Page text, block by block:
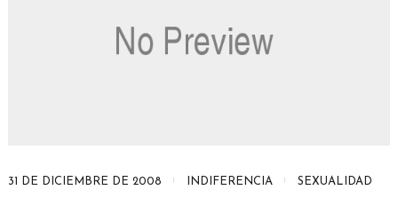
31 DE DICIEMBRE DE 2008 INDIFERENCIA SEXUALIDAD